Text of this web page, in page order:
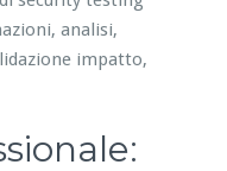
analisi,
impatto,